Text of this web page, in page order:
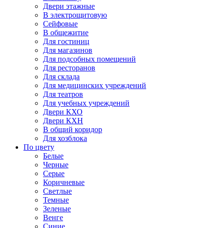
Двери этажные
В электрощитовую
Сейфовые
В общежитие
Для гостиниц
Для магазинов
Для подсобных помещений
Для ресторанов
Для склада
Для медицинских учреждений
Для театров
Для учебных учреждений
Двери КХО
Двери КХН
В общий коридор
Для хозблока
По цвету
Белые
Черные
Серые
Коричневые
Светлые
Темные
Зеленые
Венге